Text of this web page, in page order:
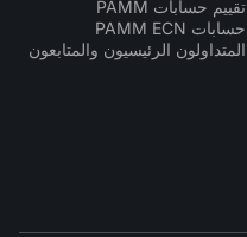
تقييم حسابات PAMM
حسابات PAMM ECN
المتداولون الرئيسيون والمتابعون